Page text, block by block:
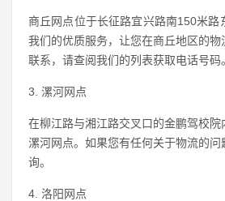
商丘网点位于长征路宜兴路南150米路
我们的优质服务，让您在商丘地区的
联系，请查阅我们的列表获取电话号码。
3. 漯河网点
在柳江路与湘江路交叉口的金鹏驾校
漯河网点。如果您有任何关于物流的
询。
4. 洛阳网点